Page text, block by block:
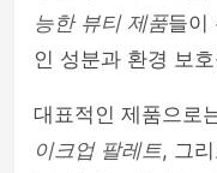
능한 뷰티 제품들이
인 성분과 환경 보
대표적인 제품으로
이크업 팔레트, 그